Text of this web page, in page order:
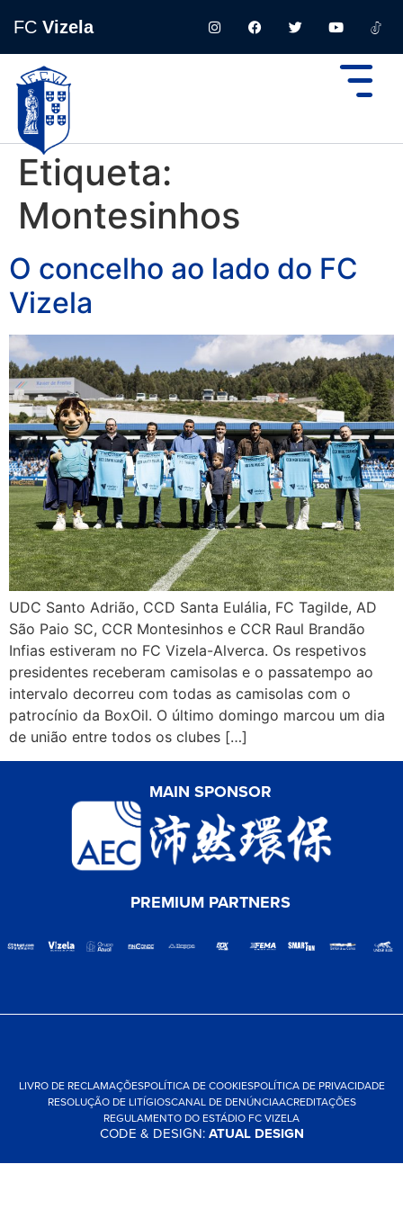
FC Vizela
Etiqueta:
Montesinhos
O concelho ao lado do FC
Vizela
UDC Santo Adrião, CCD Santa Eulália, FC Tagilde, AD
São Paio SC, CCR Montesinhos e CCR Raul Brandão
Infias estiveram no FC Vizela-Alverca. Os respetivos
presidentes receberam camisolas e o passatempo ao
intervalo decorreu com todas as camisolas com o
patrocínio da BoxOil. O último domingo marcou um dia
de união entre todos os clubes […]
MAIN SPONSOR
PREMIUM PARTNERS
LIVRO DE RECLAMAÇÕESPOLÍTICA DE COOKIESPOLÍTICA DE PRIVACIDADE
RESOLUÇÃO DE LITÍGIOSCANAL DE DENÚNCIAACREDITAÇÕES
REGULAMENTO DO ESTÁDIO FC VIZELA
CODE & DESIGN:ATUAL DESIGN